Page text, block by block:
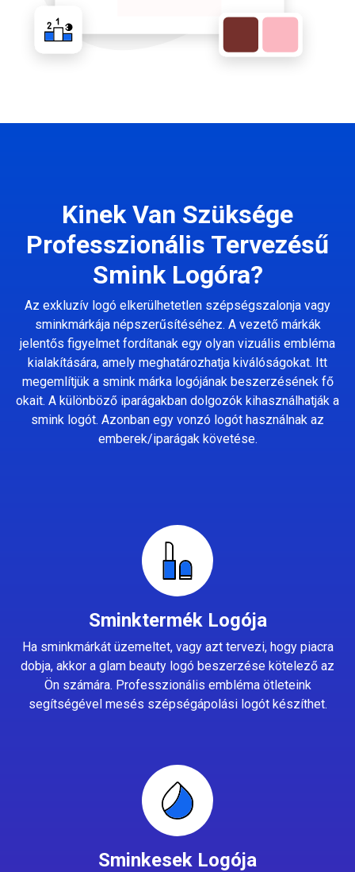
Kinek Van Szüksége
Professzionális Tervezésű
Smink Logóra?
Az exkluzív logó elkerülhetetlen szépségszalonja vagy
sminkmárkája népszerűsítéséhez. A vezető márkák
jelentős figyelmet fordítanak egy olyan vizuális embléma
kialakítására, amely meghatározhatja kiválóságokat. Itt
megemlítjük a smink márka logójának beszerzésének fő
okait. A különböző iparágakban dolgozók kihasználhatják a
smink logót. Azonban egy vonzó logót használnak az
emberek/iparágak követése.
Sminktermék Logója
Ha sminkmárkát üzemeltet, vagy azt tervezi, hogy piacra
dobja, akkor a glam beauty logó beszerzése kötelező az
Ön számára. Professzionális embléma ötleteink
segítségével mesés szépségápolási logót készíthet.
Sminkesek Logója